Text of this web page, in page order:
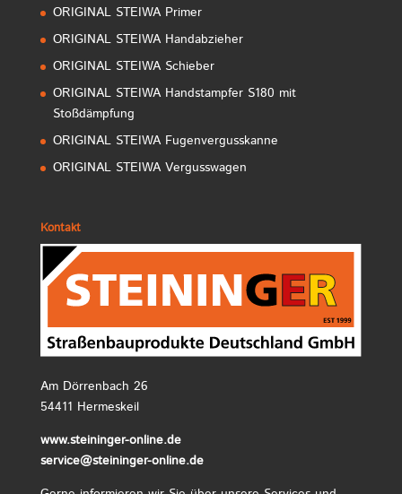
ORIGINAL STEIWA Primer
ORIGINAL STEIWA Handabzieher
ORIGINAL STEIWA Schieber
ORIGINAL STEIWA Handstampfer S180 mit
Stoßdämpfung
ORIGINAL STEIWA Fugenvergusskanne
ORIGINAL STEIWA Vergusswagen
Kontakt
Am Dörrenbach 26
54411 Hermeskeil
www.steininger-online.de
service@steininger-online.de